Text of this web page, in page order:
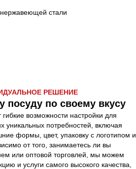
стали
РЕШЕНИЕ
посуду по своему вкусу
возможности настройки для
уникальных потребностей, включая
формы, цвет, упаковку с логотипом и
от того, занимаетесь ли вы
или оптовой торговлей, мы можем
и услуги самого высокого качества,